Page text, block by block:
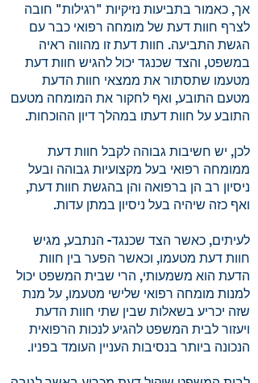
אך, כאמור בתביעות נזיקיות "רגילות" חובה
לצרף חוות דעת של מומחה רפואי כבר עם
הגשת התביעה. חוות דעת זו מהווה ראיה
במשפט, והצד שכנגד יכול להגיש חוות דעת
מטעמו שתסתור את ממצאי חוות הדעת
מטעם התובע, ואף לחקור את המומחה מטעם
התובע על חוות דעתו במהלך דיון ההוכחות.
לכן, יש חשיבות גבוהה לקבל חוות דעת
ממומחה רפואי בעל מקצועיות גבוהה ובעל
ניסיון רב הן ברפואה והן בהגשת חוות דעת,
ואף כזה שיהיה בעל ניסיון במתן עדות.
לעיתים, כאשר הצד שכנגד- הנתבע, מגיש
חוות דעת מטעמו, וכאשר הפער בין חוות
הדעת הוא משמעותי, הרי שבית המשפט יכול
למנות מומחה רפואי שלישי מטעמו, על מנת
שזה יכריע בשאלות שבין שתי חוות הדעת
ויעזור לבית המשפט להגיע לנכות הרפואית
הנכונה ביותר בנסיבות העניין העומד בפניו.